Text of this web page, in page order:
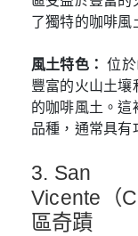
了獨特的咖啡風
風土特色： 位
豐富的火山土
的咖啡風土。
品種，通常具有
3. San
Vicente（
區奇蹟